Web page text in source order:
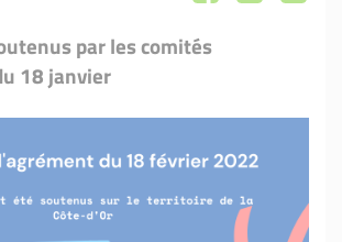
par les comités
18 janvier